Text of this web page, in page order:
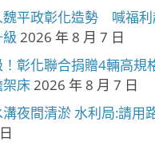
魏平政彰化造勢 喊福利
2026 年 8 月 7 日
！彰化聯合捐贈4輛高
床2026 年 8 月 7 日
夜間清淤 水利局:請用